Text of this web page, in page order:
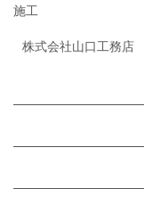
施工
株式会社山口工務店